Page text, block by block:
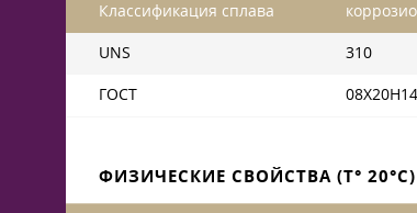
Классификация сплава
UNS 310
ГОСТ
ФИЗИЧЕСКИЕ СВОЙСТВА (T° 20°C)